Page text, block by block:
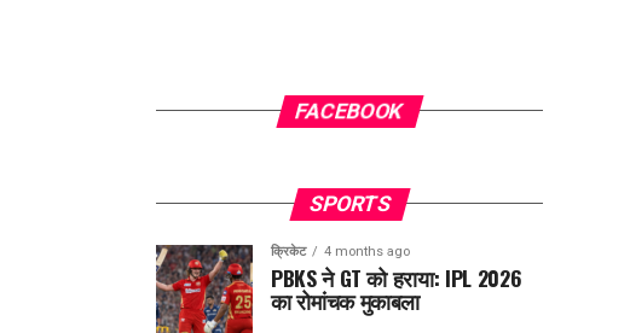
FACEBOOK
SPORTS
क्रिकेट 4 months ago
PBKS ने GT को हराया: IPL 2026
का रोमांचक मुकाबला